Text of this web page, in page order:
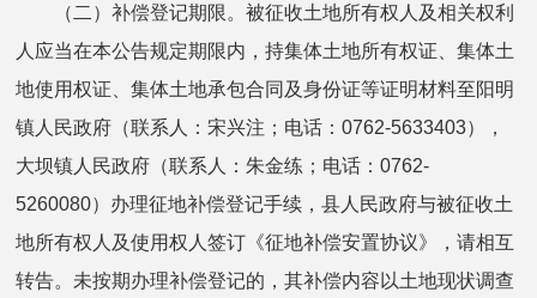
（二）补偿登记期限。被征收土地所有权人及相关权利
人应当在本公告规定期限内，持集体土地所有权证、集体土
地使用权证、集体土地承包合同及身份证等证明材料至阳明
镇人民政府（联系人：宋兴注；电话：0762-5633403），
大坝镇人民政府（联系人：朱金练；电话：0762-
5260080）办理征地补偿登记手续，县人民政府与被征收土
地所有权人及使用权人签订《征地补偿安置协议》，请相互
转告。未按期办理补偿登记的，其补偿内容以土地现状调查